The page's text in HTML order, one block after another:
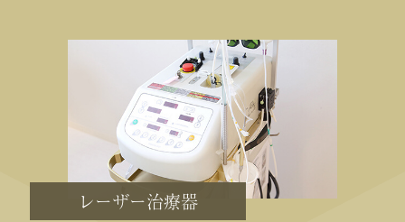
レーザー治療器